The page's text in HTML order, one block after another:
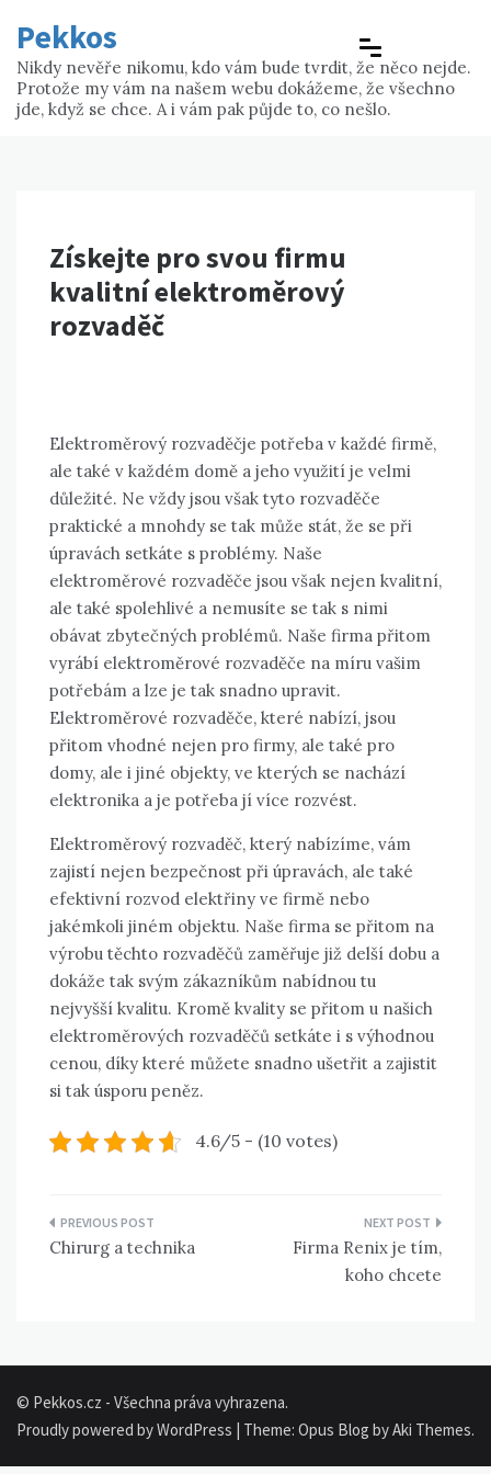
content
Pekkos
Nikdy nevěře nikomu, kdo vám bude tvrdit, že něco nejde.
Protože my vám na našem webu dokážeme, že všechno
jde, když se chce. A i vám pak půjde to, co nešlo.
Získejte pro svou firmu
kvalitní elektroměrový
rozvaděč
Elektroměrový rozvaděčje potřeba v každé firmě,
ale také v každém domě a jeho využití je velmi
důležité. Ne vždy jsou však tyto rozvaděče
praktické a mnohdy se tak může stát, že se při
úpravách setkáte s problémy. Naše
elektroměrové rozvaděče jsou však nejen kvalitní,
ale také spolehlivé a nemusíte se tak s nimi
obávat zbytečných problémů. Naše firma přitom
vyrábí elektroměrové rozvaděče na míru vašim
potřebám a lze je tak snadno upravit.
Elektroměrové rozvaděče, které nabízí, jsou
přitom vhodné nejen pro firmy, ale také pro
domy, ale i jiné objekty, ve kterých se nachází
elektronika a je potřeba jí více rozvést.
Elektroměrový rozvaděč, který nabízíme, vám
zajistí nejen bezpečnost při úpravách, ale také
efektivní rozvod elektřiny ve firmě nebo
jakémkoli jiném objektu. Naše firma se přitom na
výrobu těchto rozvaděčů zaměřuje již delší dobu a
dokáže tak svým zákazníkům nabídnou tu
nejvyšší kvalitu. Kromě kvality se přitom u našich
elektroměrových rozvaděčů setkáte i s výhodnou
cenou, díky které můžete snadno ušetřit a zajistit
si tak úsporu peněz.
4.6/5 - (10 votes)
Navigace
pro
Chirurg a technika
Firma Renix je tím,
koho chcete
© Pekkos.cz - Všechna práva vyhrazena.
Proudly powered by WordPress | Theme: Opus Blog byAki Themes.